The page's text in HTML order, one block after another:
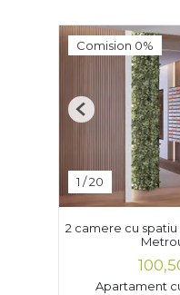
Comision 0%
1 /20
Previous
2 camere cu
Apartament